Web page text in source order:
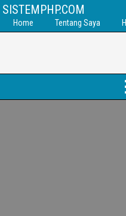
SISTEMPHP.COM
Home Tentang Saya